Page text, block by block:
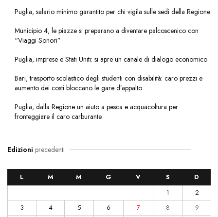
Puglia, salario minimo garantito per chi vigila sulle sedi della Regione
Municipio 4, le piazze si preparano a diventare palcoscenico con
“Viaggi Sonori”
Puglia, imprese e Stati Uniti: si apre un canale di dialogo economico
Bari, trasporto scolastico degli studenti con disabilità: caro prezzi e
aumento dei costi bloccano le gare d’appalto
Puglia, dalla Regione un aiuto a pesca e acquacoltura per
fronteggiare il caro carburante
Edizioni precedenti
L M M G V S
D
1
2
3
4 5 6 7 8
9